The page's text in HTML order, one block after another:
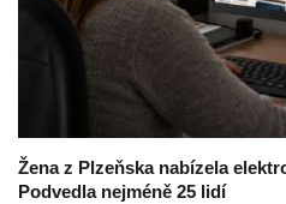
Žena z Plzeňska nabízela
Podvedla nejméně 25 lidí